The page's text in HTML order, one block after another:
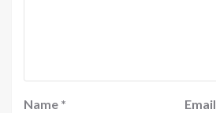
Name * Email